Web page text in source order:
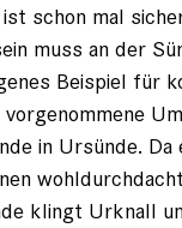
ist schon mal
muss an der
Beispiel für
in Ursünde.
klingt Urknall